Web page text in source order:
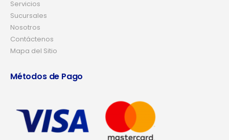
Servicios
Sucursales
Nosotros
Contáctenos
Mapa del Sitio
Métodos de Pago